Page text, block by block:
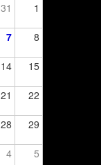
31 1
7 8
14 15
21 22
28 29
4 5